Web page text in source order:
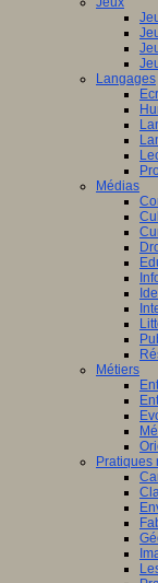
Langages
Médias
Métiers
Pratiques